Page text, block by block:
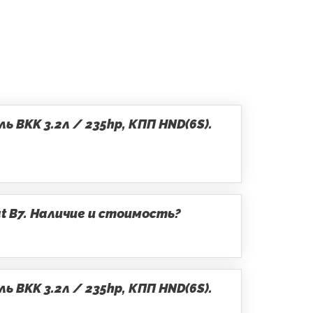
BKK 3.2л / 235hp, КПП HND(6S).
B7. Наличие и стоимость?
BKK 3.2л / 235hp, КПП HND(6S).